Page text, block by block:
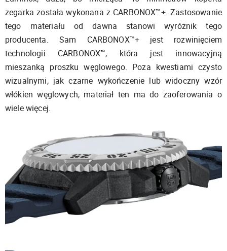
zegarka została wykonana z CARBONOX™+. Zastosowanie
tego materiału od dawna stanowi wyróżnik tego
producenta. Sam CARBONOX™+ jest rozwinięciem
technologii CARBONOX™, która jest innowacyjną
mieszanką proszku węglowego. Poza kwestiami czysto
wizualnymi, jak czarne wykończenie lub widoczny wzór
włókien węglowych, materiał ten ma do zaoferowania o
wiele więcej.